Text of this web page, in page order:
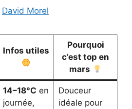
David Morel
Infos utiles
Pourquoi
c’est top en
mars
14–18°C en
journée,
Douceur
idéale pour